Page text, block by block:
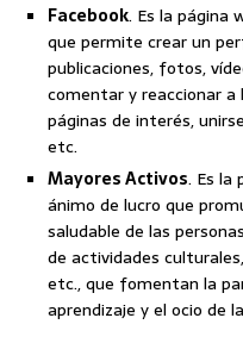
Facebook. Es la página
que permite crear un
publicaciones, fotos,
comentar y reaccionar a
páginas de interés,
etc.
Mayores Activos. Es la
ánimo de lucro que
saludable de las
de actividades
etc., que fomentan la
aprendizaje y el ocio de